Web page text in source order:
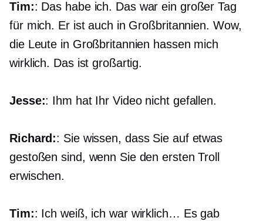
Tim:: Das habe ich. Das war ein großer Tag
für mich. Er ist auch in Großbritannien. Wow,
die Leute in Großbritannien hassen mich
wirklich. Das ist großartig.
Jesse:: Ihm hat Ihr Video nicht gefallen.
Richard:: Sie wissen, dass Sie auf etwas
gestoßen sind, wenn Sie den ersten Troll
erwischen.
Tim:: Ich weiß, ich war wirklich… Es gab